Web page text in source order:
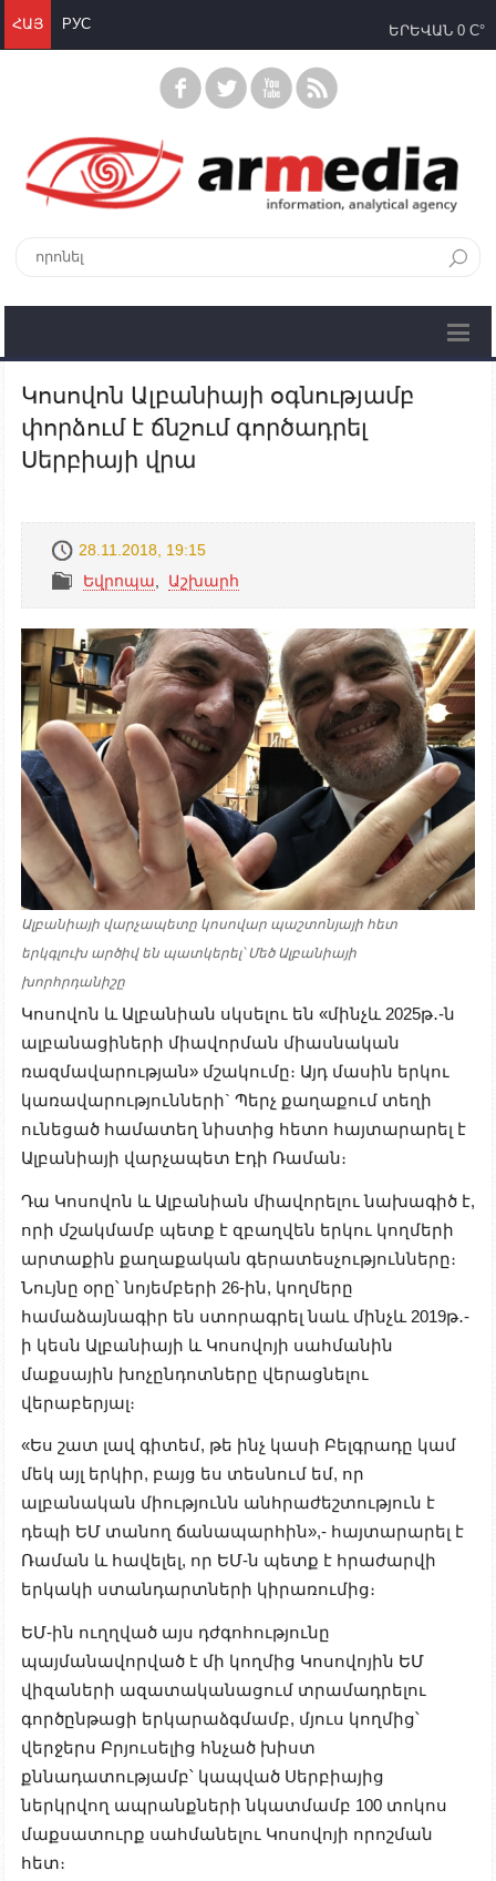
ՀԱՅ РУС ԵՐԵՎԱՆ 0 C°
Կոսովոն Ալբանիայի օգնությամբ
փորձում է ճնշում գործադրել
Սերբիայի վրա
28.11.2018, 19:15
Եվրոպա
Աշխարհ
Ալբանիայի վարչապետը կոսովար պաշտոնյայի հետ
երկգլուխ արծիվ են պատկերել՝ Մեծ Ալբանիայի
խորհրդանիշը
Կոսովոն և Ալբանիան սկսելու են «մինչև 2025թ․-ն
ալբանացիների միավորման միասնական
ռազմավարության» մշակումը։ Այդ մասին երկու
կառավարությունների` Պերչ քաղաքում տեղի
ունեցած համատեղ նիստից հետո հայտարարել է
Ալբանիայի վարչապետ Էդի Ռաման։
Դա Կոսովոն և Ալբանիան միավորելու նախագիծ է,
որի մշակմամբ պետք է զբաղվեն երկու կողմերի
արտաքին քաղաքական գերատեսչությունները։
Նույնը օրը՝ նոյեմբերի 26-ին, կողմերը
համաձայնագիր են ստորագրել նաև մինչև 2019թ․-
ի կեսն Ալբանիայի և Կոսովոյի սահմանին
մաքսային խոչընդոտները վերացնելու
վերաբերյալ։
«Ես շատ լավ գիտեմ, թե ինչ կասի Բելգրադը կամ
մեկ այլ երկիր, բայց ես տեսնում եմ, որ
ալբանական միությունն անհրաժեշտություն է
դեպի ԵՄ տանող ճանապարհին»,- հայտարարել է
Ռաման և հավելել, որ ԵՄ-ն պետք է հրաժարվի
երկակի ստանդարտների կիրառումից։
ԵՄ-ին ուղղված այս դժգոհությունը
պայմանավորված է մի կողմից Կոսովոյին ԵՄ
վիզաների ազատականացում տրամադրելու
գործընթացի երկարաձգմամբ, մյուս կողմից՝
վերջերս Բրյուսելից հնչած խիստ
քննադատությամբ՝ կապված Սերբիայից
ներկրվող ապրանքների նկատմամբ 100 տոկոս
մաքսատուրք սահմանելու Կոսովոյի որոշման
հետ։